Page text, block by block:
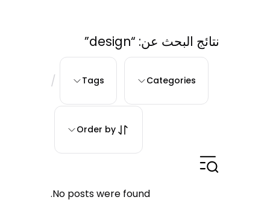
نتائج البحث عن: “design”
Categories
Tags
/
Order by
No posts were found.